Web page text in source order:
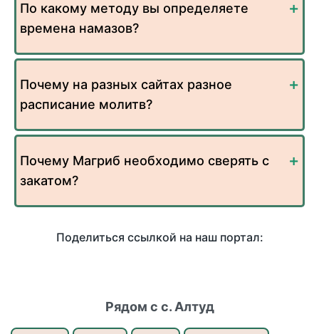
По какому методу вы определяете
времена намазов?
Почему на разных сайтах разное
расписание молитв?
Почему Магриб необходимо сверять с
закатом?
Поделиться ссылкой на наш портал:
Рядом с с. Алтуд